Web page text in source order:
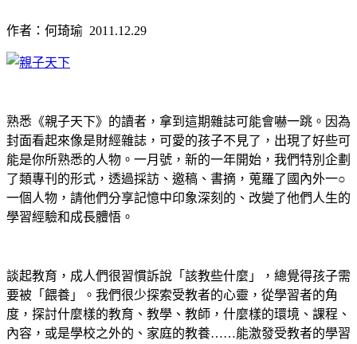
作者：何琦瑜 2011.12.29
熟悉《親子天下》的讀者，拿到這期雜誌可能會嚇一跳。因為
封面看起來像是財經雜誌，可愛的孩子不見了，出現了好些可
能是你所熟悉的人物。一月號，新的一年開始，我們特別企劃
了類專刊的形式，透過採訪、邀稿、書摘，蒐羅了國內外一○
一個人物，請他們分享記憶中印象深刻的、改變了他們人生的
學習經驗和成長體悟。
談起教育，成人們很習慣訴說「該教些什麼」，總覺得孩子需
要被「餵養」。我們很少探索受教者的心靈，從學習者的角
度，探討什麼樣的教育、教學、教師，什麼樣的環境、課程、
內容，或是學校之外的、家庭的教養……能激發受教者的學習